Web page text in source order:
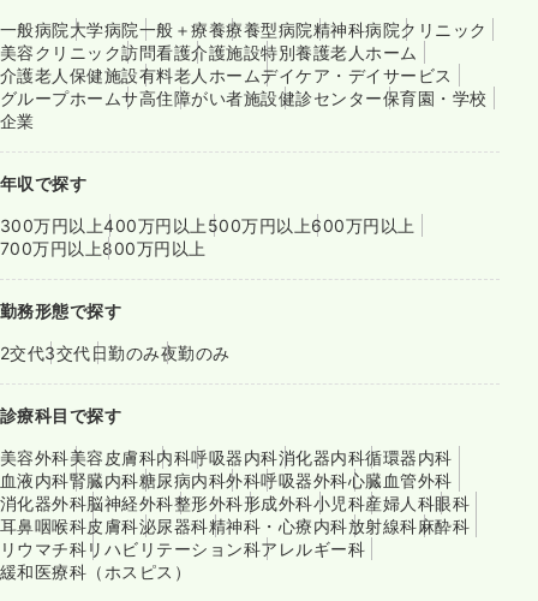
一般病院大学病院一般＋療養療養型病院精神科病院クリニック
美容クリニック訪問看護介護施設特別養護老人ホーム
介護老人保健施設有料老人ホームデイケア・デイサービス
グループホームサ高住障がい者施設健診センター保育園・学校
企業
年収で探す
300万円以上400万円以上 500万円以上600万円以上
700万円以上800万円以上
勤務形態で探す
2交代3交代日勤のみ夜勤のみ
診療科目で探す
美容外科美容皮膚科内科呼吸器内科消化器内科循環器内科
血液内科腎臓内科糖尿病内科外科呼吸器外科心臓血管外科
消化器外科脳神経外科整形外科形成外科小児科産婦人科眼科
耳鼻咽喉科皮膚科泌尿器科精神科・心療内科放射線科麻酔科
リウマチ科リハビリテーション科アレルギー科
緩和医療科（ホスピス）